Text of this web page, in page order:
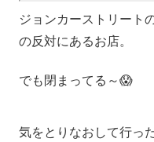
ジョンカーストリート
の反対にあるお店。
でも閉まってる～😱
気をとりなおして行っ